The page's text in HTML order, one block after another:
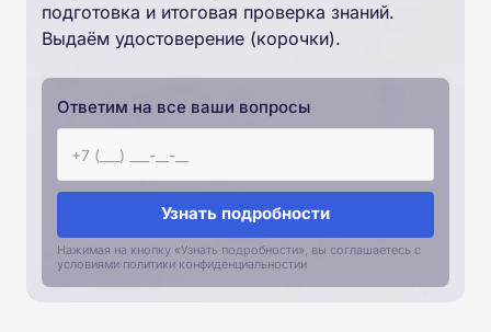
подготовка и итоговая проверка знаний.
Выдаём удостоверение (корочки).
Ответим на все ваши вопросы
Узнать подробности
Нажимая на кнопку «Узнать подробности», вы соглашаетесь с
условиями политики конфиденциальностии